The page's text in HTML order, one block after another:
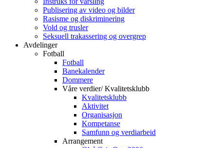
Publisering av video og bilder
Rasisme og diskriminering
Vold og trusler
Seksuell trakassering og overgrep
Avdelinger
Fotball
Fotball
Banekalender
Dommere
Våre verdier/ Kvalitetsklubb
Kvalitetsklubb
Aktivitet
Organisasjon
Kompetanse
Samfunn og verdiarbeid
Arrangement